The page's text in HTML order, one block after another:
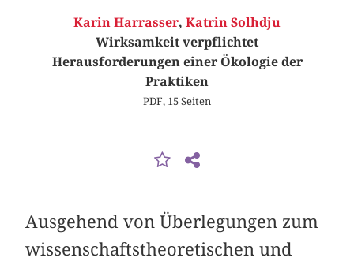
Karin Harrasser, Katrin Solhdju
Wirksamkeit verpflichtet
Herausforderungen einer Ökologie der
Praktiken
PDF, 15 Seiten
Ausgehend von Überlegungen zum
wissenschaftstheoretischen und